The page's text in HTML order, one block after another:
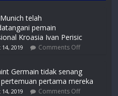
telah
pemain
Kroasia Ivan Perisic
2019 Comments Off
Germain tidak senang
pertama mereka
2019 Comments Off